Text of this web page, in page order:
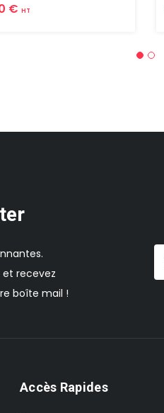
€ HT
recevez
boîte mail !
Accès Rapides